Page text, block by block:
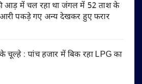
आड़ में चल रहा था जंगल में 52 ताश के
पकड़े गए अन्य देखकर हुए फरार
चूल्हे : पांच हजार में बिक रहा LPG का